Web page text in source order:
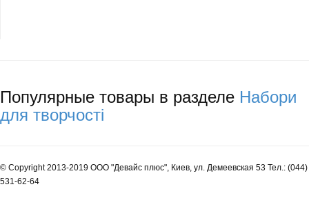
Популярные товары в разделе Набори
для творчості
© Copyright 2013-2019 ООО "Девайс плюс", Киев, ул. Демеевская 53 Тел.: (044)
531-62-64